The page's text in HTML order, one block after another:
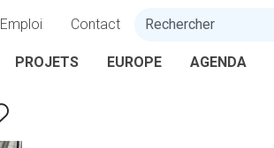
Emploi Contact
PROJETS EUROPE AGENDA